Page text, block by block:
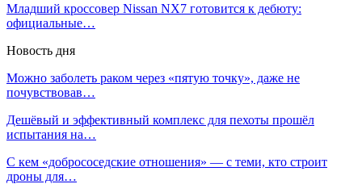
Младший кроссовер Nissan NX7 готовится к дебюту:
официальные…
Новость дня
Можно заболеть раком через «пятую точку», даже не
почувствовав…
Дешёвый и эффективный комплекс для пехоты прошёл
испытания на…
С кем «добрососедские отношения» — с теми, кто строит
дроны для…